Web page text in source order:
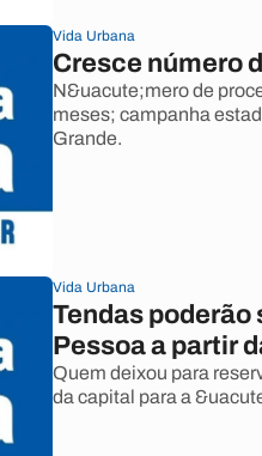
Vida Urbana
Cresce número
N&uacute;mero de
meses; campanha
Grande.
Vida Urbana
Tendas poderão
Pessoa a partir
Quem deixou para
da capital para a